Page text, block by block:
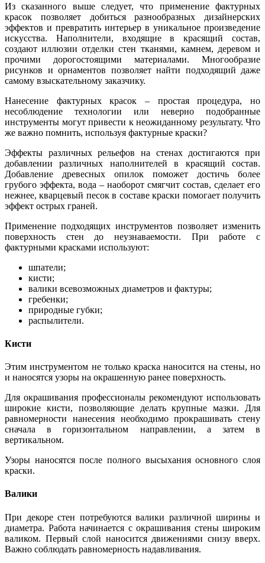
Из сказанного выше следует, что применение фактурных
красок позволяет добиться разнообразных дизайнерских
эффектов и превратить интерьер в уникальное произведение
искусства. Наполнители, входящие в красящий состав,
создают иллюзии отделки стен тканями, камнем, деревом и
прочими дорогостоящими материалами. Многообразие
рисунков и орнаментов позволяет найти подходящий даже
самому взыскательному заказчику.
Нанесение фактурных красок – простая процедура, но
несоблюдение технологии или неверно подобранные
инструменты могут привести к неожиданному результату. Что
же важно помнить, используя фактурные краски?
Эффекты различных рельефов на стенах достигаются при
добавлении различных наполнителей в красящий состав.
Добавление древесных опилок поможет достичь более
грубого эффекта, вода – наоборот смягчит состав, сделает его
нежнее, кварцевый песок в составе краски помогает получить
эффект острых граней.
Применение подходящих инструментов позволяет изменить
поверхность стен до неузнаваемости. При работе с
фактурными красками используют:
шпатели;
кисти;
валики всевозможных диаметров и фактуры;
гребенки;
природные губки;
распылители.
Кисти
Этим инструментом не только краска наносится на стены, но
и наносятся узоры на окрашенную ранее поверхность.
Для окрашивания профессионалы рекомендуют использовать
широкие кисти, позволяющие делать крупные мазки. Для
равномерности нанесения необходимо прокрашивать стену
сначала в горизонтальном направлении, а затем в
вертикальном.
Узоры наносятся после полного высыхания основного слоя
краски.
Валики
При декоре стен потребуются валики различной ширины и
диаметра. Работа начинается с окрашивания стены широким
валиком. Первый слой наносится движениями снизу вверх.
Важно соблюдать равномерность надавливания.